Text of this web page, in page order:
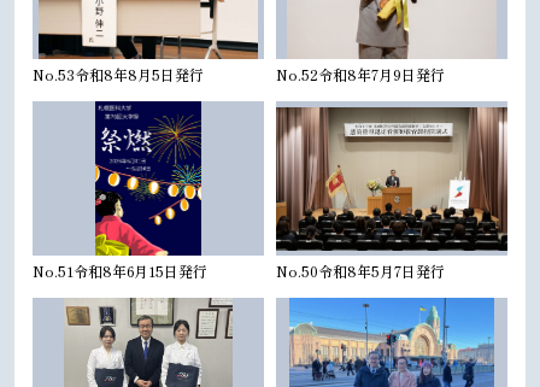
No.53令和8年8月5日発行 No.52令和8年7月9日発行
No.51令和8年6月15日発行 No.50令和8年5月7日発行